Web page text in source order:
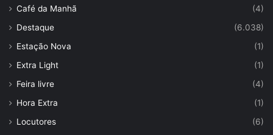
Café da Manhã
(4)
Destaque
(6.038)
Estação Nova
(1)
Extra Light
(1)
Feira livre
(4)
Hora Extra
(1)
Locutores
(6)